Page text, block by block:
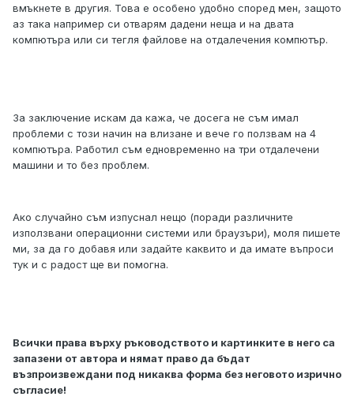
вмъкнете в другия. Това е особено удобно според мен, защото
аз така например си отварям дадени неща и на двата
компютъра или си тегля файлове на отдалечения компютър.
За заключение искам да кажа, че досега не съм имал
проблеми с този начин на влизане и вече го ползвам на 4
компютъра. Работил съм едновременно на три отдалечени
машини и то без проблем.
Ако случайно съм изпуснал нещо (поради различните
използвани операционни системи или браузъри), моля пишете
ми, за да го добавя или задайте каквито и да имате въпроси
тук и с радост ще ви помогна.
Всички права върху ръководството и картинките в него са
запазени от автора и нямат право да бъдат
възпроизвеждани под никаква форма без неговото изрично
съгласие!